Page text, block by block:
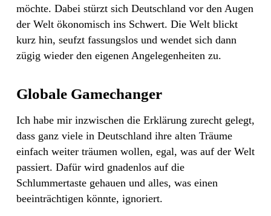
möchte. Dabei stürzt sich Deutschland vor den Augen
der Welt ökonomisch ins Schwert. Die Welt blickt
kurz hin, seufzt fassungslos und wendet sich dann
zügig wieder den eigenen Angelegenheiten zu.
Globale Gamechanger
Ich habe mir inzwischen die Erklärung zurecht gelegt,
dass ganz viele in Deutschland ihre alten Träume
einfach weiter träumen wollen, egal, was auf der Welt
passiert. Dafür wird gnadenlos auf die
Schlummertaste gehauen und alles, was einen
beeinträchtigen könnte, ignoriert.